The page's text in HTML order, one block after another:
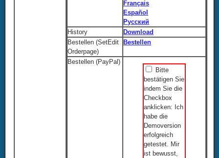
Français
Español
Русский
History
Download
Bestellen (SetEdit
Orderpage)
Bestellen
Bestellen (PayPal)
Bitte
bestätigen Sie
indem Sie die
Checkbox
anklicken: Ich
habe die
Demoversion
erfolgreich
getestet. Mir
ist bewusst,